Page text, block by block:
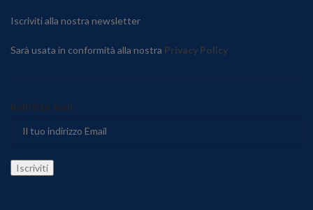
Iscriviti alla nostra newsletter
Sarà usata in conformità alla nostra Privacy Policy
Indirizzo mail: